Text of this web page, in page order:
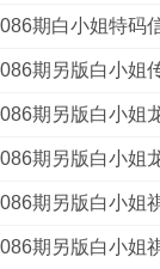
086期白小姐特码
086期另版白小姐
086期另版白小姐
086期另版白小姐
086期另版白小姐
086期另版白小姐